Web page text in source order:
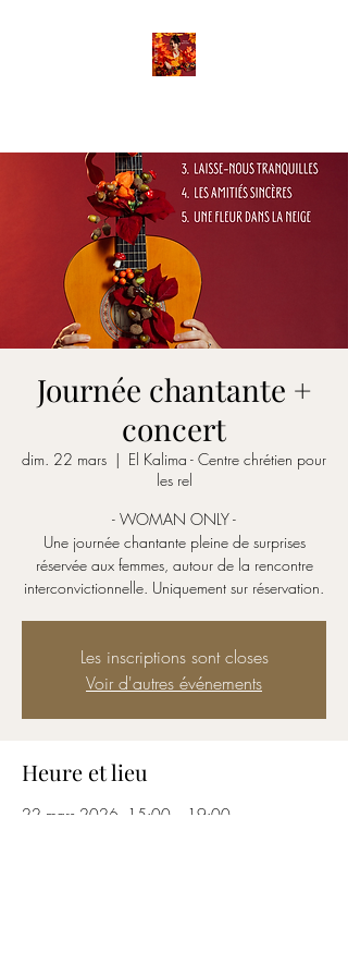
Journée chantante +
concert
dim. 22 mars
  |
El Kalima - Centre chrétien pour
les rel
- WOMAN ONLY -
Une journée chantante pleine de surprises
réservée aux femmes, autour de la rencontre
interconvictionnelle. Uniquement sur réservation.
Les inscriptions sont closes
Voir d'autres événements
Heure et lieu
22 mars 2026, 15:00 – 19:00